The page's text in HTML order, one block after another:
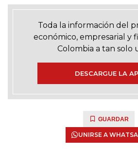
Toda la información del
económico, empresarial y
Colombia a tan solo
DESCARGUE LA
GUARDAR
UNIRSE A